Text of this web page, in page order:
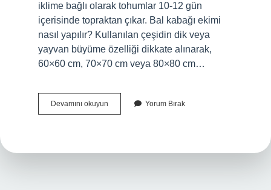
iklime bağlı olarak tohumlar 10-12 gün
içerisinde topraktan çıkar. Bal kabağı ekimi
nasıl yapılır? Kullanılan çeşidin dik veya
yayvan büyüme özelliği dikkate alınarak,
60×60 cm, 70×70 cm veya 80×80 cm…
Devamını okuyun
Kabağı
Yorum Bırak